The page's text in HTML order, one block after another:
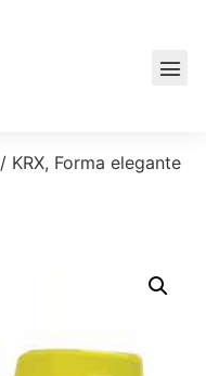
/ KRX, Forma elegante